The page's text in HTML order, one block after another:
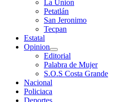
La Union
Petatlán
San Jeronimo
Tecpan
Estatal
Opinion
Editorial
Palabra de Mujer
S.O.S Costa Grande
Nacional
Policiaca
Deportes